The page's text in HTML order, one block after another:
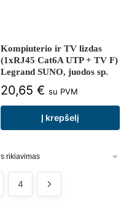
Kompiuterio ir TV lizdas
(1xRJ45 Cat6A UTP + TV F)
Legrand SUNO, juodos sp.
20,65 € su PVM
Į krepšelį
4